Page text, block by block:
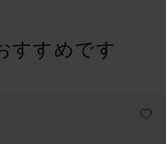
すすめです